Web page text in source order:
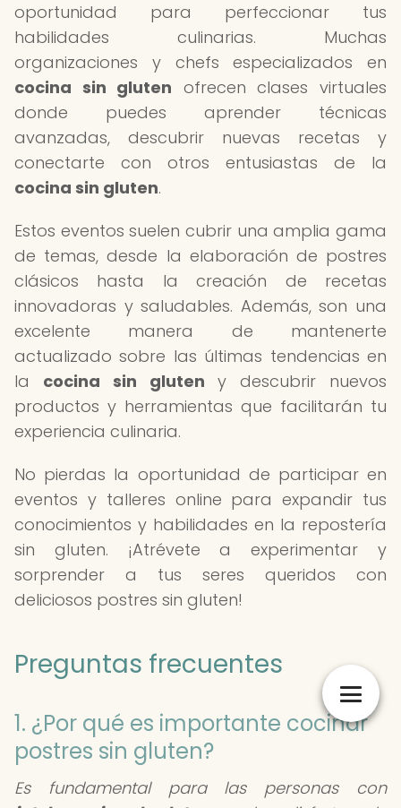
oportunidad para perfeccionar tus
habilidades culinarias. Muchas
organizaciones y chefs especializados en
cocina sin gluten ofrecen clases virtuales
donde puedes aprender técnicas
avanzadas, descubrir nuevas recetas y
conectarte con otros entusiastas de la
cocina sin gluten.
Estos eventos suelen cubrir una amplia gama
de temas, desde la elaboración de postres
clásicos hasta la creación de recetas
innovadoras y saludables. Además, son una
excelente manera de mantenerte
actualizado sobre las últimas tendencias en
la cocina sin gluten y descubrir nuevos
productos y herramientas que facilitarán tu
experiencia culinaria.
No pierdas la oportunidad de participar en
eventos y talleres online para expandir tus
conocimientos y habilidades en la repostería
sin gluten. ¡Atrévete a experimentar y
sorprender a tus seres queridos con
deliciosos postres sin gluten!
Preguntas frecuentes
1. ¿Por qué es importante cocinar
postres sin gluten?
Es fundamental para las personas con